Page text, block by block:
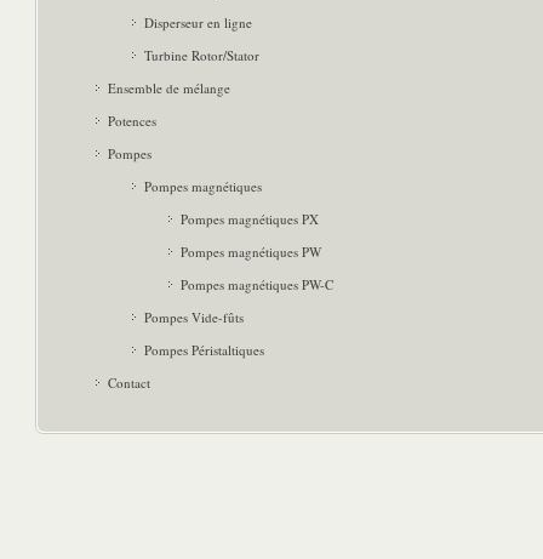
Disperseur en ligne
Turbine Rotor/Stator
Ensemble de mélange
Potences
Pompes
Pompes magnétiques
Pompes magnétiques PX
Pompes magnétiques PW
Pompes magnétiques PW-C
Pompes Vide-fûts
Pompes Péristaltiques
Contact